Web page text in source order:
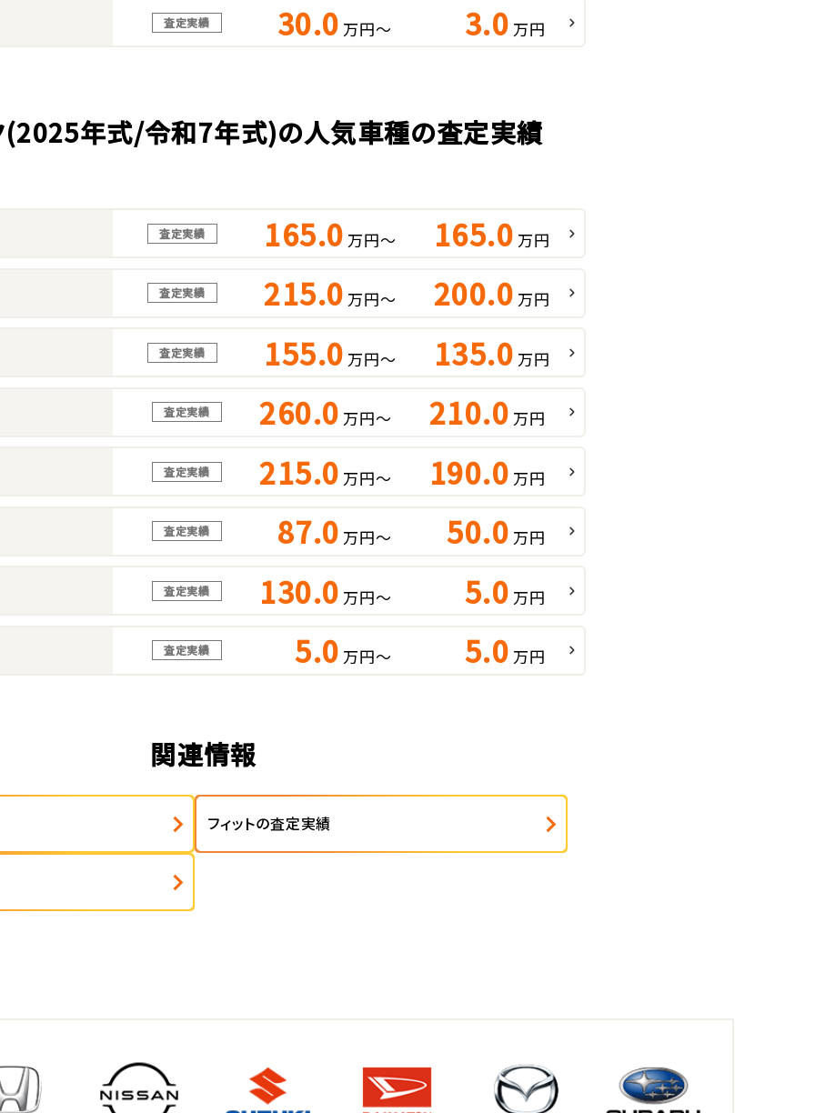
査定実績 30.0 万円～ 3.0 万円
(2025年式/令和7年式)の人気車種の査定実績
査定実績 165.0 万円～ 165.0 万円
査定実績 215.0 万円～ 200.0 万円
査定実績 155.0 万円～ 135.0 万円
査定実績 260.0 万円～ 210.0 万円
査定実績 215.0 万円～ 190.0 万円
査定実績 87.0 万円～ 50.0 万円
査定実績 130.0 万円～ 5.0 万円
査定実績 5.0 万円～ 5.0 万円
関連情報
フィットの査定実績